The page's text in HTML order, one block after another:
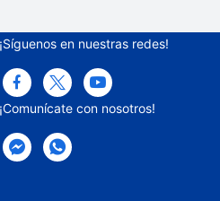
¡Síguenos en nuestras redes!
¡Comunícate con nosotros!